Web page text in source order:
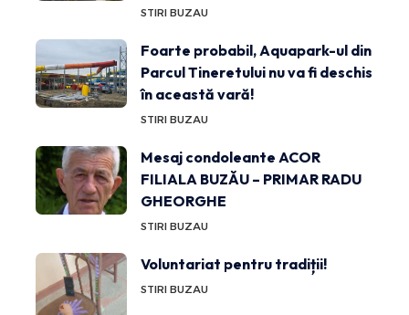
STIRI BUZAU
Foarte probabil, Aquapark-ul din
Parcul Tineretului nu va fi deschis
în această vară!
STIRI BUZAU
Mesaj condoleante ACOR
FILIALA BUZĂU – PRIMAR RADU
GHEORGHE
STIRI BUZAU
Voluntariat pentru tradiții!
STIRI BUZAU